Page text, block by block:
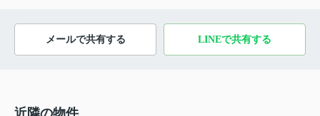
メールで共有する LINEで共有する